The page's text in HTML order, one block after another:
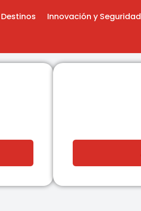
Destinos Innovación y Seguridad